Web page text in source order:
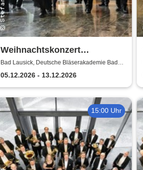
Weihnachtskonzert
Adventsglühen - Sächsische
Bläserphilharmonie
Bad Lausick, Deutsche Bläserakademie Bad
05.12.2026 - 13.12.2026
15:00 Uhr